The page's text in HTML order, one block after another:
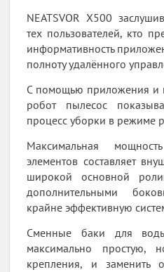
NEATSVOR X500
тех пользователей, кто
информативность
полноту удалённого
С помощью приложения и
робот пылесос
процесс уборки в режиме
Максимальная
элементов составляет
широкой основной
дополнительными
крайне эффективную
Сменные баки для
максимально простую,
крепления, и